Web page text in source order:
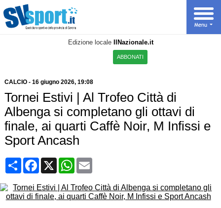
Edizione locale IlNazionale.it
ABBONATI
CALCIO- 16 giugno 2026, 19:08
Tornei Estivi | Al Trofeo Città di
Albenga si completano gli ottavi di
finale, ai quarti Caffè Noir, M Infissi e
Sport Ancash
CondividiFacebook
X WhatsApp
Email